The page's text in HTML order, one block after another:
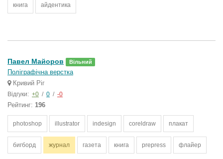
книга айдентика
Павел Майоров Вільний
Поліграфічна верстка
Кривий Ріг
Відгуки: +0 / 0 / -0
Рейтинг: 196
photoshop illustrator indesign coreldraw плакат
бигборд журнал газета книга prepress флайер